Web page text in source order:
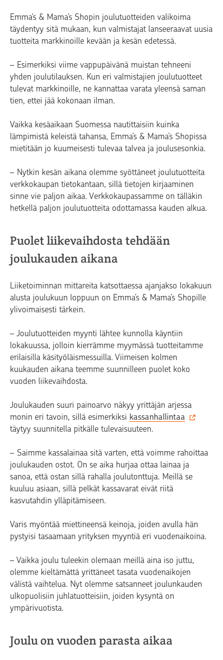
Emma’s & Mama’s Shopin joulutuotteiden valikoima
täydentyy sitä mukaan, kun valmistajat lanseeraavat uusia
tuotteita markkinoille kevään ja kesän edetessä.
– Esimerkiksi viime vappupäivänä muistan tehneeni
yhden joulutilauksen. Kun eri valmistajien joulutuotteet
tulevat markkinoille, ne kannattaa varata yleensä saman
tien, ettei jää kokonaan ilman.
Vaikka kesäaikaan Suomessa nautittaisiin kuinka
lämpimistä keleistä tahansa, Emma’s & Mama’s Shopissa
mietitään jo kuumeisesti tulevaa talvea ja joulusesonkia.
– Nytkin kesän aikana olemme syöttäneet joulutuotteita
verkkokaupan tietokantaan, sillä tietojen kirjaaminen
sinne vie paljon aikaa. Verkkokaupassamme on tälläkin
hetkellä paljon joulutuotteita odottamassa kauden alkua.
Puolet liikevaihdosta tehdään
joulukauden aikana
Liiketoiminnan mittareita katsottaessa ajanjakso lokakuun
alusta joulukuun loppuun on Emma’s & Mama’s Shopille
ylivoimaisesti tärkein.
– Joulutuotteiden myynti lähtee kunnolla käyntiin
lokakuussa, jolloin kierrämme myymässä tuotteitamme
erilaisilla käsityöläismessuilla. Viimeisen kolmen
kuukauden aikana teemme suunnilleen puolet koko
vuoden liikevaihdosta.
Joulukauden suuri painoarvo näkyy yrittäjän arjessa
monin eri tavoin, sillä esimerkiksi kassanhallintaa
täytyy suunnitella pitkälle tulevaisuuteen.
– Saimme kassalainaa sitä varten, että voimme rahoittaa
joulukauden ostot. On se aika hurjaa ottaa lainaa ja
sanoa, että ostan sillä rahalla joulutonttuja. Meillä se
kuuluu asiaan, sillä pelkät kassavarat eivät riitä
kasvutahdin ylläpitämiseen.
Varis myöntää miettineensä keinoja, joiden avulla hän
pystyisi tasaamaan yrityksen myyntiä eri vuodenaikoina.
– Vaikka joulu tuleekin olemaan meillä aina iso juttu,
olemme kieltämättä yrittäneet tasata vuodenaikojen
välistä vaihtelua. Nyt olemme satsanneet joulunkauden
ulkopuolisiin juhlatuotteisiin, joiden kysyntä on
ympärivuotista.
Joulu on vuoden parasta aikaa